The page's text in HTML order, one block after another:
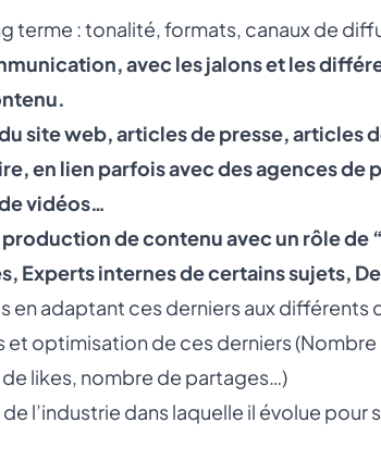
terme : tonalité, formats, canaux de
avec les jalons et les
site web, articles de presse, articles
en lien parfois avec des agences de
vidéos…
de contenu avec un rôle de
Experts internes de certains sujets,
en adaptant ces derniers aux différents
optimisation de ces derniers (Nombre
likes, nombre de partages…)
l’industrie dans laquelle il évolue pour